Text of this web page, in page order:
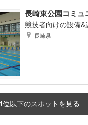
長崎東公園コミュ
競技者向けの設備
長崎県
位以下のスポットを見る